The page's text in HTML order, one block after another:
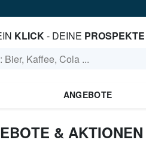
KLICK- DEINE PROSPEKTE
ANGEBOTE
& AKTIONEN